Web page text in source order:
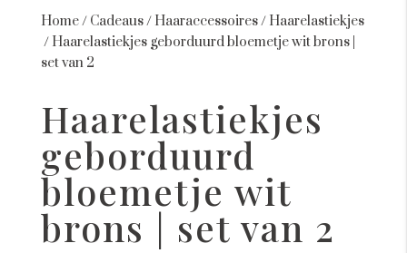
Home/ Cadeaus/ Haaraccessoires/ Haarelastiekjes
/ Haarelastiekjes geborduurd bloemetje wit brons |
set van 2
Haarelastiekjes
geborduurd
bloemetje wit
brons | set van 2